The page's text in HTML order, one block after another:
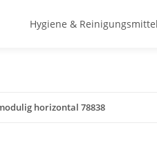
Hygiene & Reinigungsmittel
horizontal 78838